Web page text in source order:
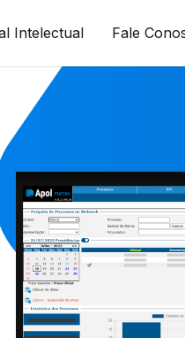
Intelectual Fale